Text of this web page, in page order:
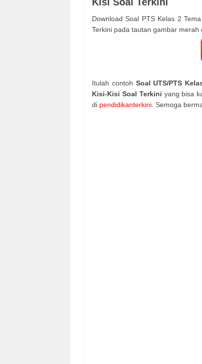
Download Soal PTS Kelas 2
Terkini pada tautan gambar merah
Itulah contoh Soal UTS/PTS
Kisi-Kisi Soal Terkini yang bisa
di pendidikanterkini. Semoga